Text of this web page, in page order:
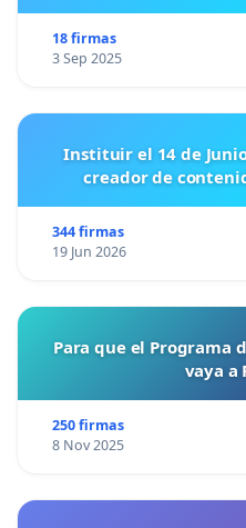
18 firmas
3 Sep 2025
Instituir el 14 de
creador de
344 firmas
19 Jun 2026
Para que el Programa
vaya a
250 firmas
8 Nov 2025